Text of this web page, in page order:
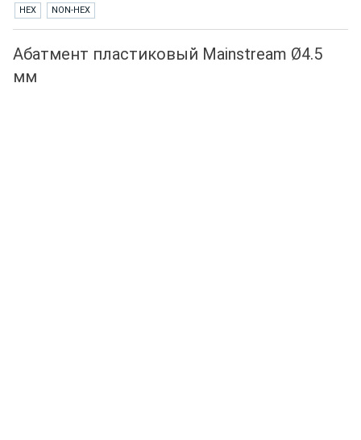
HEX NON-HEX
Абатмент пластиковый Mainstream Ø4.5
мм